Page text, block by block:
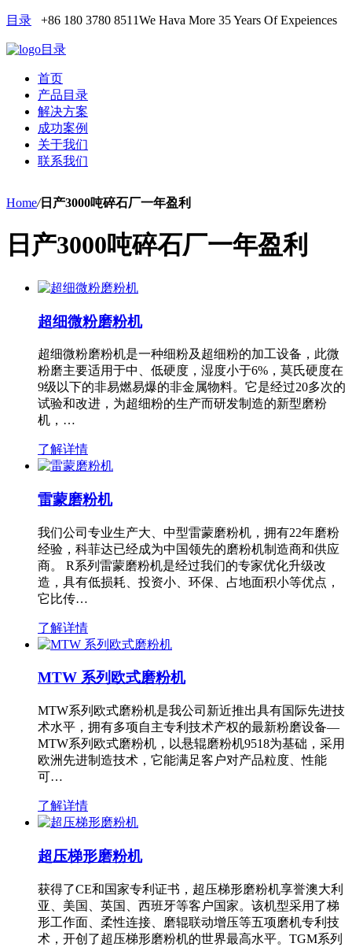
目录 +86 180 3780 8511We Hava More 35 Years Of Expeiences
目录
首页
产品目录
解决方案
成功案例
关于我们
联系我们
Home/日产3000吨碎石厂一年盈利
日产3000吨碎石厂一年盈利
超细微粉磨粉机
超细微粉磨粉机是一种细粉及超细粉的加工设备，此微
粉磨主要适用于中、低硬度，湿度小于6%，莫氏硬度在
9级以下的非易燃易爆的非金属物料。它是经过20多次的
试验和改进，为超细粉的生产而研发制造的新型磨粉
机，…
了解详情
雷蒙磨粉机
我们公司专业生产大、中型雷蒙磨粉机，拥有22年磨粉
经验，科菲达已经成为中国领先的磨粉机制造商和供应
商。 R系列雷蒙磨粉机是经过我们的专家优化升级改
造，具有低损耗、投资小、环保、占地面积小等优点，
它比传…
了解详情
MTW 系列欧式磨粉机
MTW系列欧式磨粉机是我公司新近推出具有国际先进技
术水平，拥有多项自主专利技术产权的最新粉磨设备—
MTW系列欧式磨粉机，以悬辊磨粉机9518为基础，采用
欧洲先进制造技术，它能满足客户对产品粒度、性能
可…
了解详情
超压梯形磨粉机
获得了CE和国家专利证书，超压梯形磨粉机享誉澳大利
亚、美国、英国、西班牙等客户国家。该机型采用了梯
形工作面、柔性连接、磨辊联动增压等五项磨机专利技
术，开创了超压梯形磨粉机的世界最高水平。TGM系列